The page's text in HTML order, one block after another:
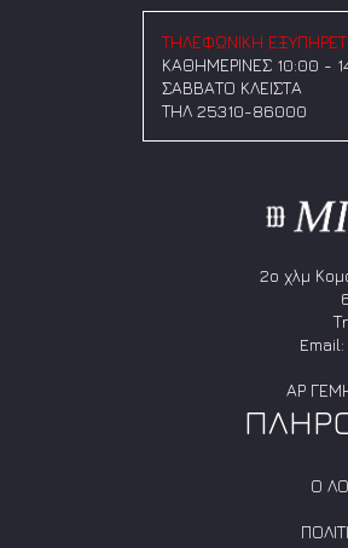
επιλογές
μπορούν
να
επιλεγούν
ΤΗΛΕΦΩΝΙΚΗ
ΚΑΘΗΜΕΡΙΝΕΣ 10:00 -
ΣΑΒΒΑΤΟ ΚΛΕΙΣΤΑ
ΤΗΛ 25310-86000
2ο χλμ
Email:
ΑΡ
Ο